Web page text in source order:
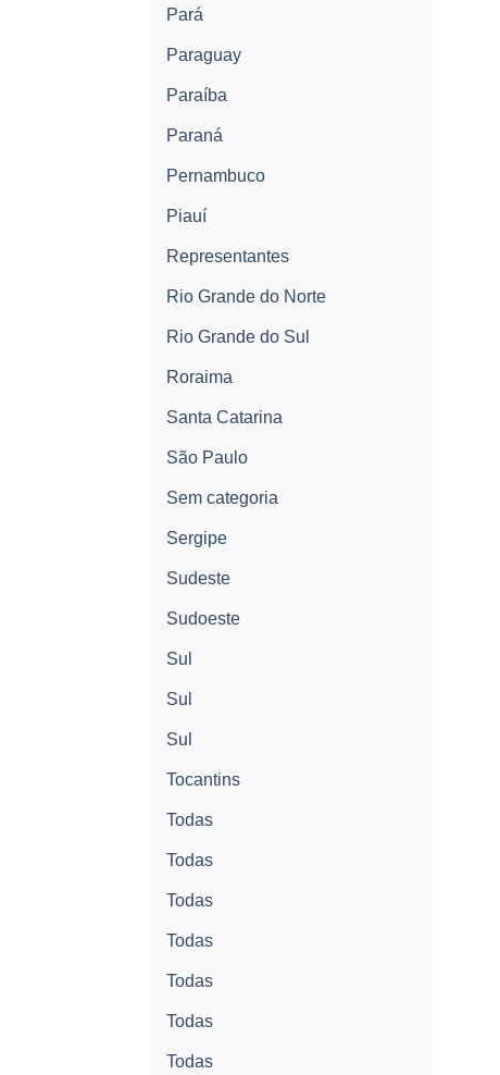
Pará
Paraguay
Paraíba
Paraná
Pernambuco
Piauí
Representantes
Rio Grande do Norte
Rio Grande do Sul
Roraima
Santa Catarina
São Paulo
Sem categoria
Sergipe
Sudeste
Sudoeste
Sul
Sul
Sul
Tocantins
Todas
Todas
Todas
Todas
Todas
Todas
Todas